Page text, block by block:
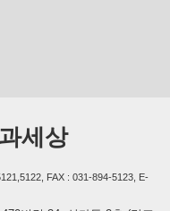
세상
FAX : 031-894-5123, E-